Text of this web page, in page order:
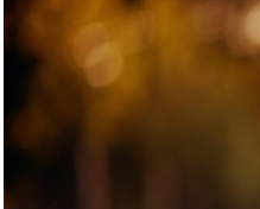
Grossesse à risque : ce jus